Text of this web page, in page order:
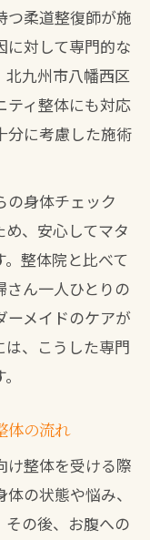
日常の変化
接骨院整体へ
クス効果を得
マタニティ整
院整体のポイ
体体験談
こりを緩和
の違いと選び
つ柔道整復師が施
に対して専門的な
北九州市八幡西区
ティ整体にも対応
分に考慮した施術
の身体チェック
、安心してマタ
整体院と比べて
ん一人ひとりの
ーメイドのケアが
、こうした専門
体の流れ
け整体を受ける際
の状態や悩み、
の後、お腹への